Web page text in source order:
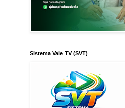
Sistema Vale TV (SVT)